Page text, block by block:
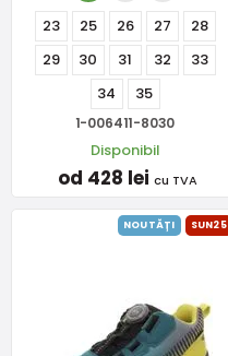
23 25 26 27
28
29
30 31 32
33
34
35
1-006411-8030
Disponibil
od 428 lei cu TVA
NOUTĂȚI SUN25